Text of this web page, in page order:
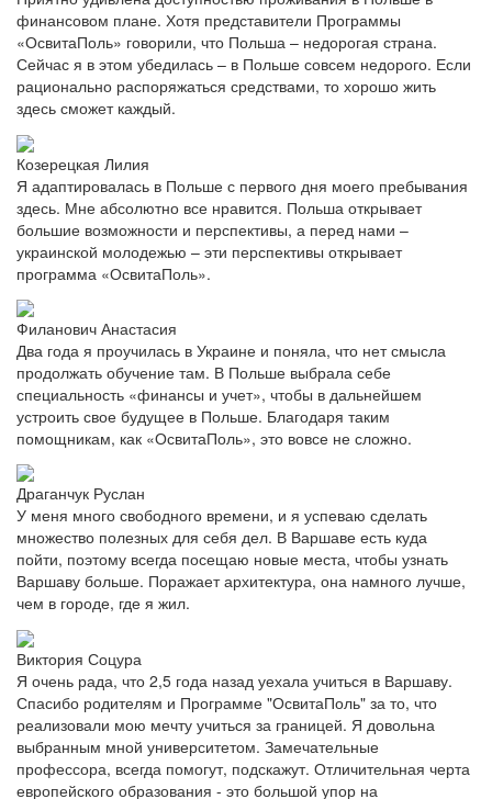
финансовом плане. Хотя представители Программы
«ОсвитаПоль» говорили, что Польша – недорогая страна.
Сейчас я в этом убедилась – в Польше совсем недорого. Если
рационально распоряжаться средствами, то хорошо жить
здесь сможет каждый.
Козерецкая Лилия
Я адаптировалась в Польше с первого дня моего пребывания
здесь. Мне абсолютно все нравится. Польша открывает
большие возможности и перспективы, а перед нами –
украинской молодежью – эти перспективы открывает
программа «ОсвитаПоль».
Филанович Анастасия
Два года я проучилась в Украине и поняла, что нет смысла
продолжать обучение там. В Польше выбрала себе
специальность «финансы и учет», чтобы в дальнейшем
устроить свое будущее в Польше. Благодаря таким
помощникам, как «ОсвитаПоль», это вовсе не сложно.
Драганчук Руслан
У меня много свободного времени, и я успеваю сделать
множество полезных для себя дел. В Варшаве есть куда
пойти, поэтому всегда посещаю новые места, чтобы узнать
Варшаву больше. Поражает архитектура, она намного лучше,
чем в городе, где я жил.
Виктория Соцура
Я очень рада, что 2,5 года назад уехала учиться в Варшаву.
Спасибо родителям и Программе "ОсвитаПоль" за то, что
реализовали мою мечту учиться за границей. Я довольна
выбранным мной университетом. Замечательные
профессора, всегда помогут, подскажут. Отличительная черта
европейского образования - это большой упор на